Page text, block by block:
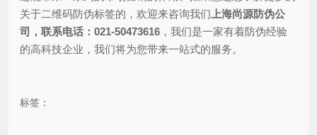
关于二维码防伪标签的，欢迎来咨询我们 上海尚源防伪公
司，联系电话：021-50473616 ，我们是一家有着防伪经验
的高科技企业，我们将为您带来一站式的服务。
标签：